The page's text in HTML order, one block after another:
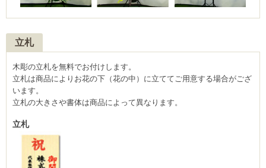
立札
木彫の立札を無料でお付けします。
立札は商品によりお花の下（花の中）に立ててご用意する場合がござ
います。
立札の大きさや書体は商品によって異なります。
立札